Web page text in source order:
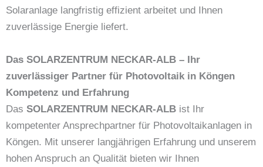
Solaranlage langfristig effizient arbeitet und Ihnen
zuverlässige Energie liefert.
Das SOLARZENTRUM NECKAR-ALB – Ihr
zuverlässiger Partner für Photovoltaik in Köngen
Kompetenz und Erfahrung
Das SOLARZENTRUM NECKAR-ALB ist Ihr
kompetenter Ansprechpartner für Photovoltaikanlagen in
Köngen. Mit unserer langjährigen Erfahrung und unserem
hohen Anspruch an Qualität bieten wir Ihnen